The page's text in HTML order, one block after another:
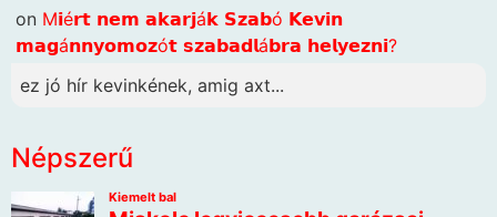
on M𝗶é𝗿𝘁 𝗻𝗲𝗺 𝗮𝗸𝗮𝗿𝗷á𝗸 𝗦𝘇𝗮𝗯ó 𝗞𝗲𝘃𝗶𝗻
𝗺𝗮𝗴á𝗻𝗻𝘆𝗼𝗺𝗼𝘇ó𝘁 𝘀𝘇𝗮𝗯𝗮𝗱𝗹á𝗯𝗿𝗮 𝗵𝗲𝗹𝘆𝗲𝘇𝗻𝗶?
ez jó hír kevinkének, amig axt...
Népszerű